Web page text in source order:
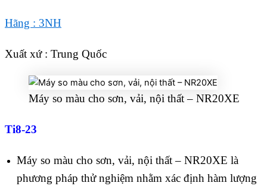
Hãng : 3NH
Xuất xứ : Trung Quốc
Máy so màu cho sơn, vải, nội thất – NR20XE
Ti8-23
Máy so màu cho sơn, vải, nội thất – NR20XE là
phương pháp thử nghiệm nhằm xác định hàm lượng